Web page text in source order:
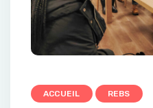
ACCUEIL REBS